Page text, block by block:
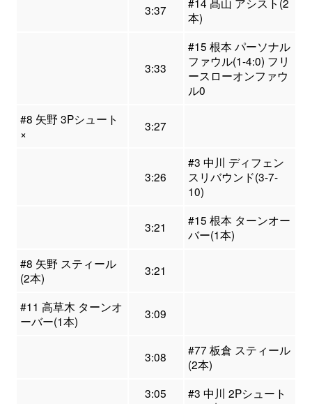
3:37
本)
3:33
#15 根本 パーソナル
ファウル(1-4:0) フリ
ースローオンファウ
ル0
#8 矢野 3Pシュート
×
3:27
3:26
#3 中川 ディフェン
スリバウンド(3-7-
10)
3:21
#15 根本 ターンオー
バー(1本)
#8 矢野 スティール
(2本)
3:21
#11 高草木 ターンオ
ーバー(1本)
3:09
3:08
#77 板倉 スティール
(2本)
3:05
#3 中川 2Pシュート